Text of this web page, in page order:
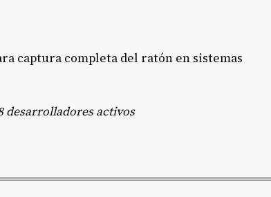
captura completa del ratón en sistemas
desarrolladores activos